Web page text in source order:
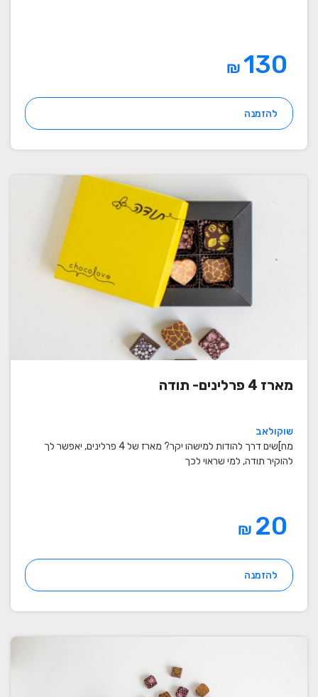
₪
להזמנה
מארז 4 פרלינים- תודה
שוקולאב
מח]שים דרך להודות למישהו יקר? מארז של 4 פרלינים, יאפשר לך
להוקיר תודה, למי שראוי לכך
₪
להזמנה